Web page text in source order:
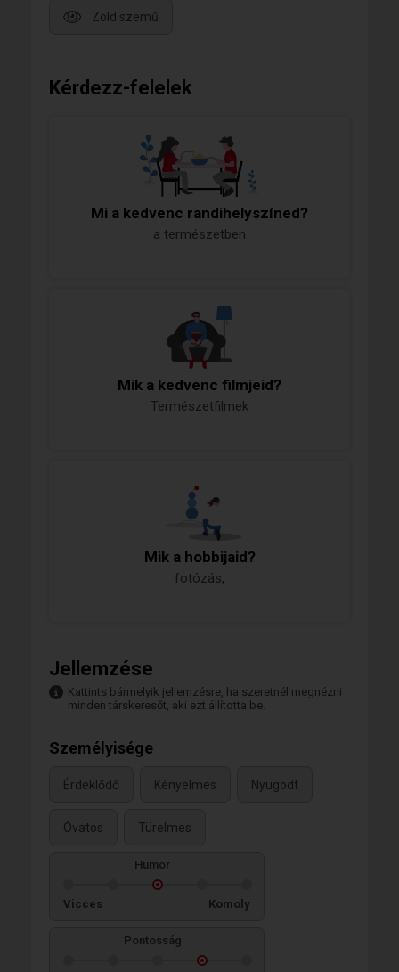
Zöld szemű
Kérdezz-felelek
Mi a kedvenc randihelyszíned?
a természetben
Mik a kedvenc filmjeid?
Természetfilmek
Mik a hobbijaid?
fotózás,
Jellemzése
Kattints bármelyik jellemzésre, ha szeretnél megnézni
minden társkeresőt, aki ezt állította be.
Személyisége
Érdeklődő Kényelmes Nyugodt
Óvatos Türelmes
Humor
Vicces Komoly
Pontosság